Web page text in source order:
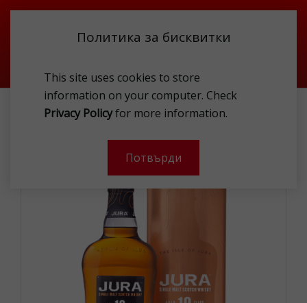
Политика за бисквитки
This site uses cookies to store
information on your computer. Check
Privacy Policyfor more information.
Потвърди
СПИРТНИ НАПИТКИ
УИСКИ
ISLE OF JURA 10Y 40 % 0.7L